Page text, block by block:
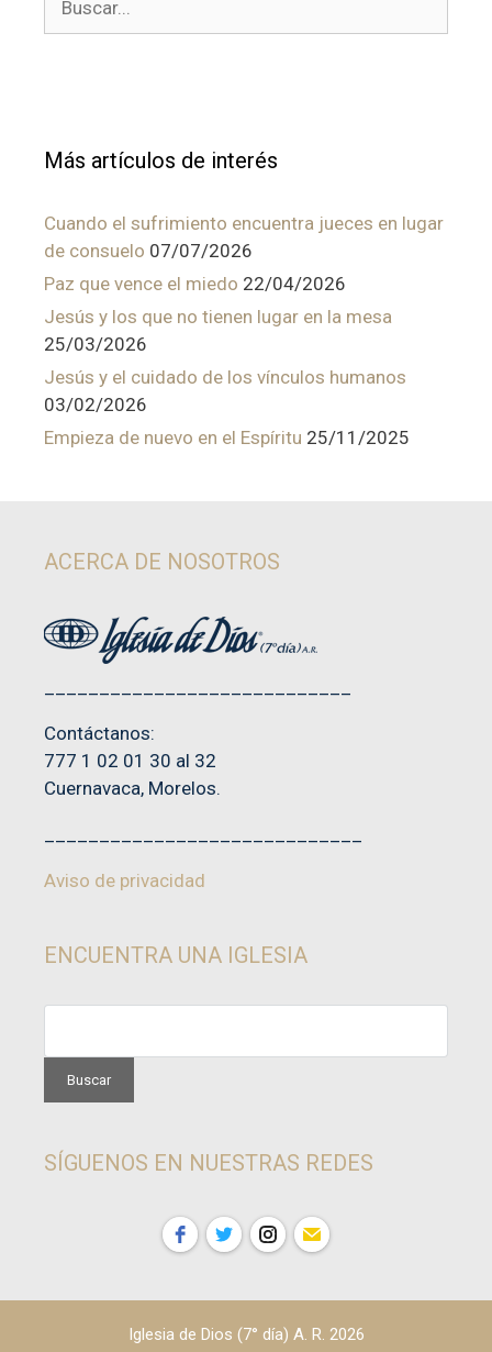
Más artículos de interés
Cuando el sufrimiento encuentra jueces en lugar
de consuelo 07/07/2026
Paz que vence el miedo 22/04/2026
Jesús y los que no tienen lugar en la mesa
25/03/2026
Jesús y el cuidado de los vínculos humanos
03/02/2026
Empieza de nuevo en el Espíritu 25/11/2025
ACERCA DE NOSOTROS
Contáctanos:
777 1 02 01 30 al 32
Cuernavaca, Morelos.
Aviso de privacidad
ENCUENTRA UNA IGLESIA
SÍGUENOS EN NUESTRAS REDES
Iglesia de Dios (7° día) A. R. 2026